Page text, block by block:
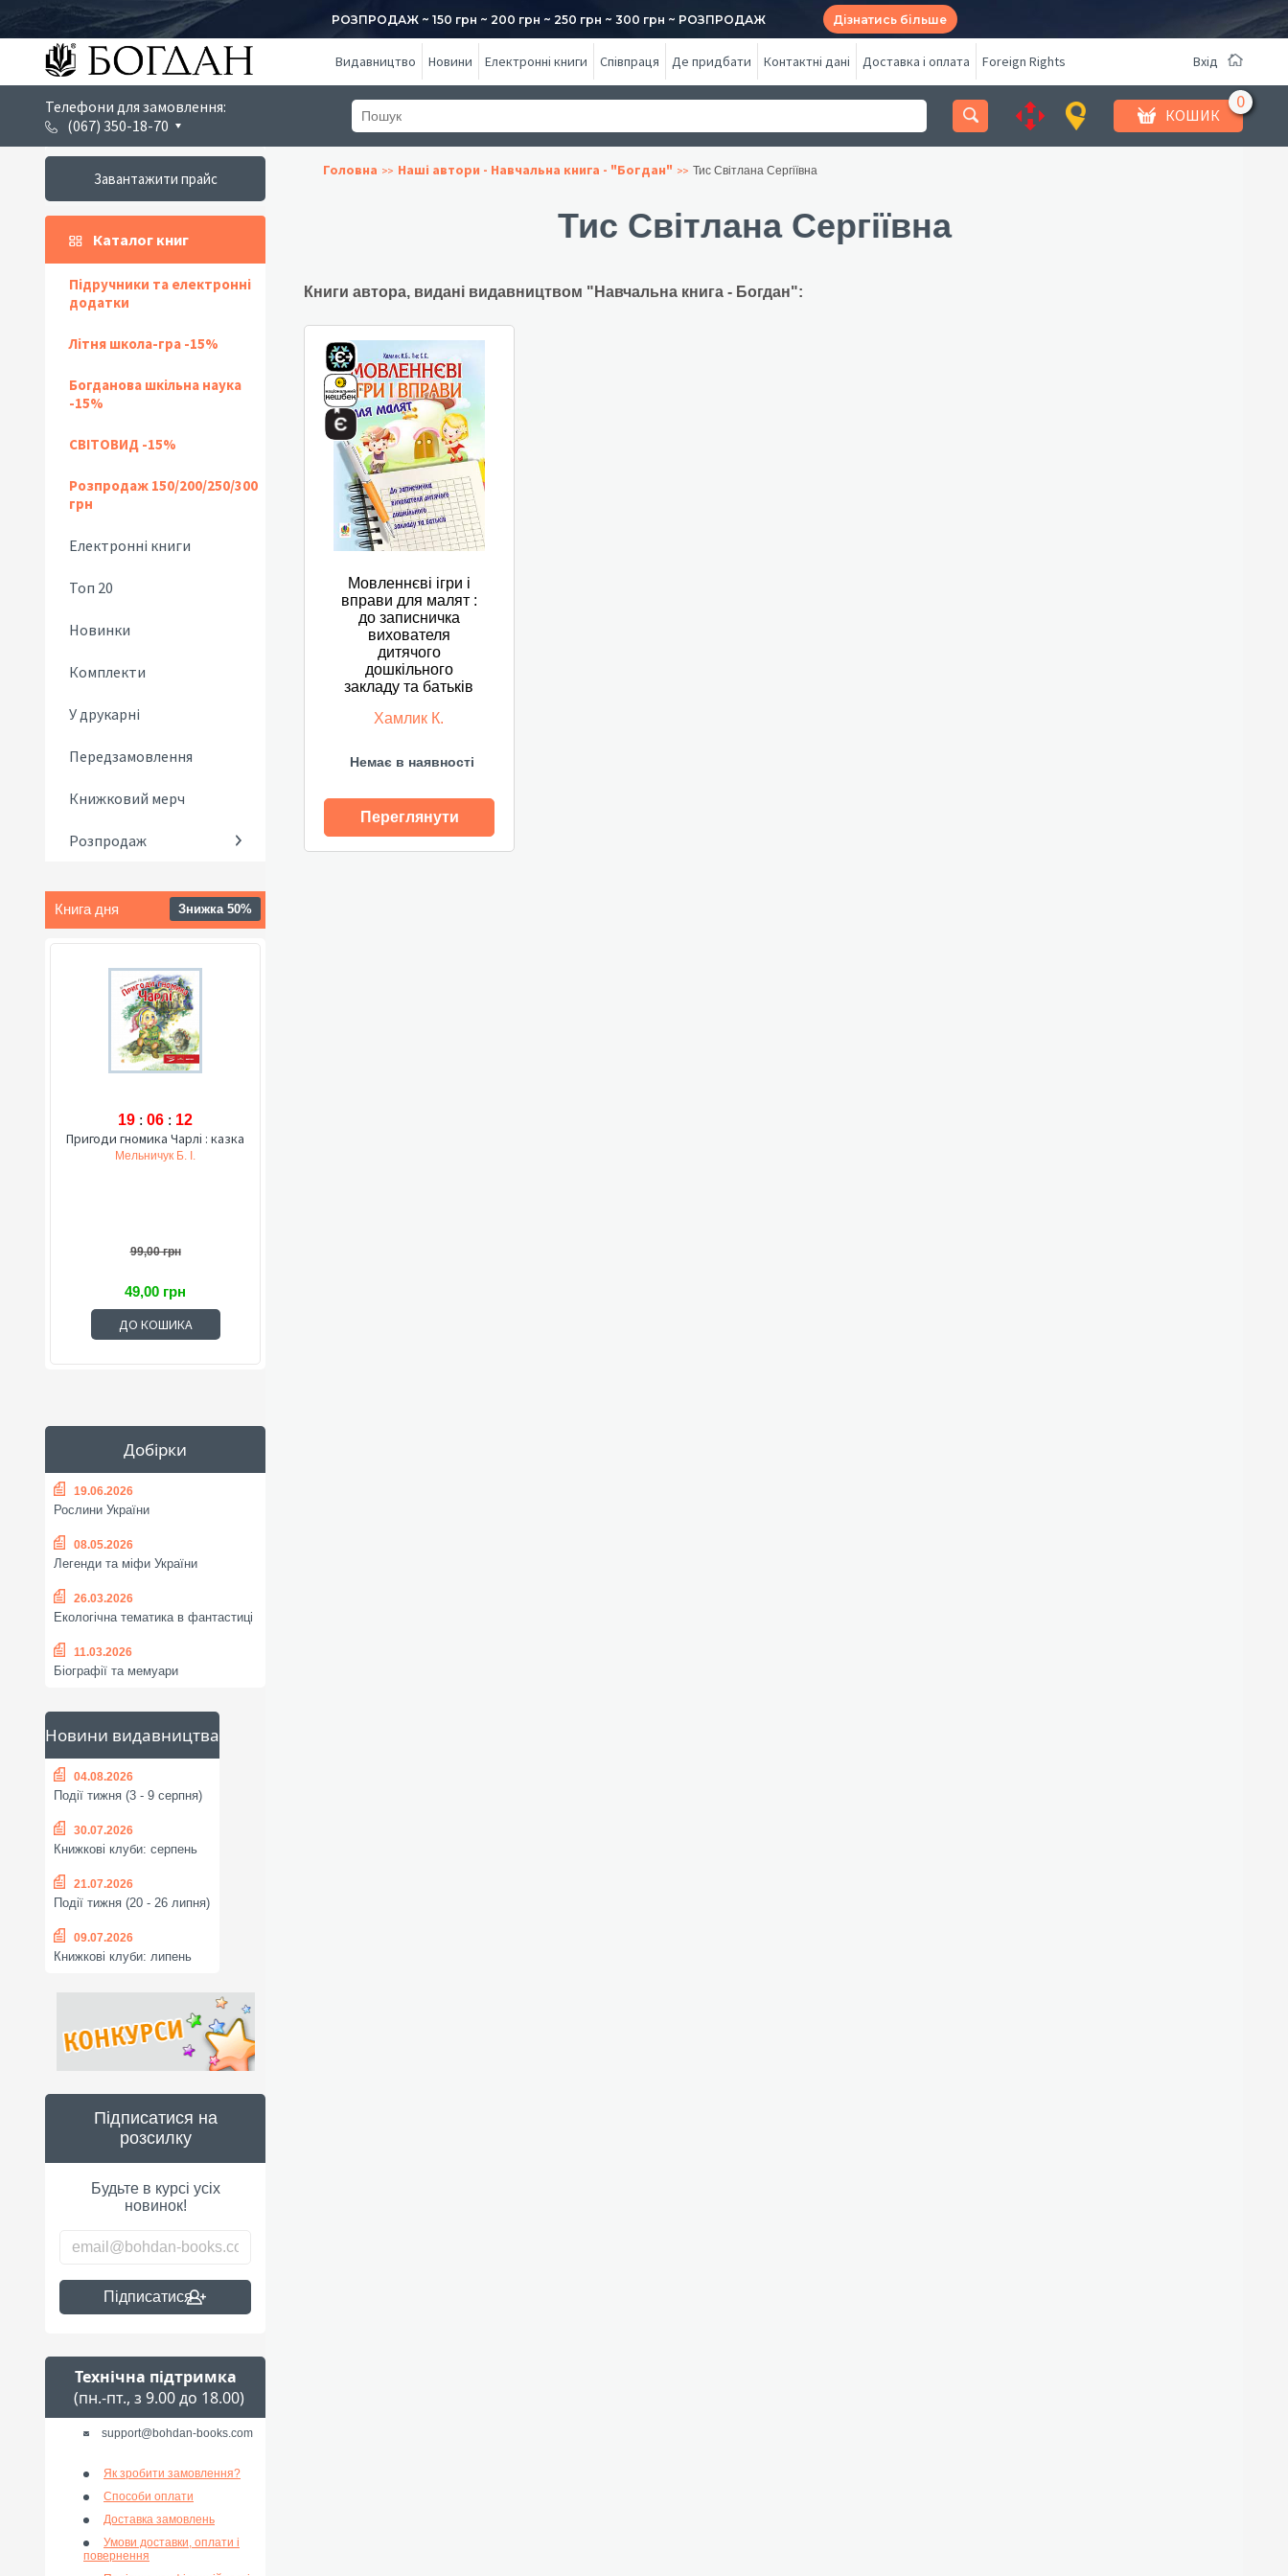
РОЗПРОДАЖ ~ 150 грн ~ 200 грн ~ 250 грн ~ 300 грн ~ РОЗПРОДАЖ Дізнатись більше
Видавництво Новини Електронні книги Співпраця Де придбати Контактні дані Доставка і оплата Foreign Rights Вхід
Телефони для замовлення:
(067) 350-18-70
КОШИК
Завантажити прайс
Каталог книг
Підручники та електронні
додатки
Літня школа-гра -15%
Богданова шкільна наука
-15%
СВІТОВИД -15%
Розпродаж 150/200/250/300
грн
Електронні книги
Топ 20
Новинки
Комплекти
У друкарні
Передзамовлення
Книжковий мерч
Розпродаж
Книга дня Знижка 50%
19 : 06 : 11
Пригоди гномика Чарлі : казка
Мельничук Б. І.
99,00 грн
49,00 грн
ДО КОШИКА
Добірки
19.06.2026
Рослини України
08.05.2026
Легенди та міфи України
26.03.2026
Екологічна тематика в фантастиці
11.03.2026
Біографії та мемуари
Новини видавництва
04.08.2026
Події тижня (3 - 9 серпня)
30.07.2026
Книжкові клуби: серпень
21.07.2026
Події тижня (20 - 26 липня)
09.07.2026
Книжкові клуби: липень
Підписатися на
розсилку
Будьте в курсі усіх
новинок!
Підписатися
Технічна підтримка
(пн.-пт., з 9.00 до 18.00)
support@bohdan-books.com
Як зробити замовлення?
Способи оплати
Доставка замовлень
Умови доставки, оплати і
повернення
Головна Наші автори - Навчальна книга - "Богдан" Тис Світлана Сергіївна
Тис Світлана Сергіївна
Книги автора, видані видавництвом "Навчальна книга - Богдан":
Мовленнєві ігри і
вправи для малят :
до записничка
вихователя
дитячого
дошкільного
закладу та батьків
Хамлик К.
Немає в наявності
Переглянути